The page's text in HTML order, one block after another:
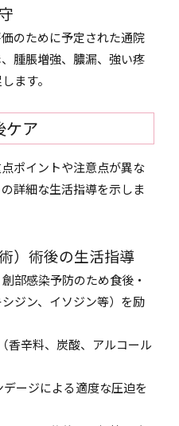
のために予定された通院
腫脹増強、膿漏、強い疼
ます。
ケア
ポイントや注意点が異な
詳細な生活指導を示しま
）術後の生活指導
部感染予防のため食後・
ジン、イソジン等）を励
香辛料、炭酸、アルコール
ージによる適度な圧迫を